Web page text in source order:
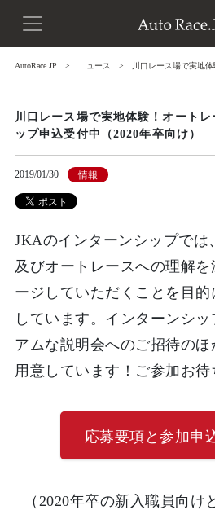
AutoRace.JP ニュース 川口レース場で実地
川口レース場で実地体験！オート
ップ申込受付中（2020年卒向け）
2019/01/30 情報
JKAのインターンシップでは
及びオートレースへの理解
ージしていただくことを目
しています。インターンシッ
アムな説明会へのご招待の
用意しています！ご参加お待
応募要項と参加申
（2020年卒の新入職員向け